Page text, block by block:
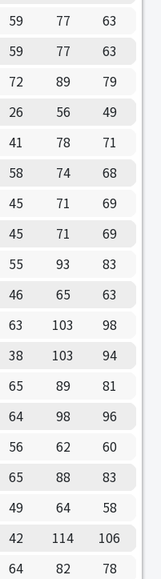
59 77
63
59 77
63
72 89
79
26 56
49
41 78
71
58 74
68
45 71
69
45 71
69
55 93
83
46 65
63
63 103
98
38 103
94
65 89
81
64 98
96
56 62
60
65 88
83
49 64
58
42 114
106
64 82
78